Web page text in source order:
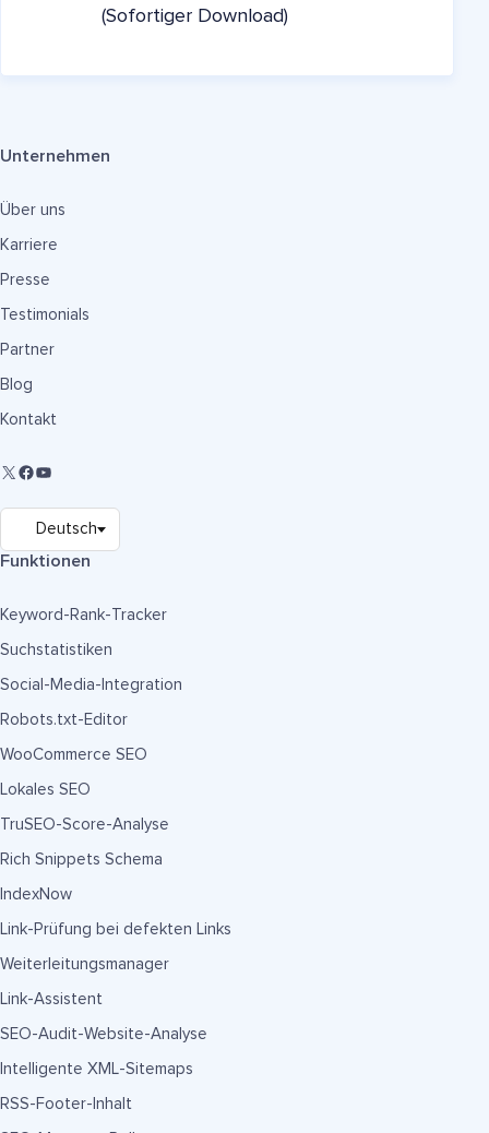
(Sofortiger Download)
Unternehmen
Über uns
Karriere
Presse
Testimonials
Partner
Blog
Kontakt
Funktionen
Keyword-Rank-Tracker
Suchstatistiken
Social-Media-Integration
Robots.txt-Editor
WooCommerce SEO
Lokales SEO
TruSEO-Score-Analyse
Rich Snippets Schema
IndexNow
Link-Prüfung bei defekten Links
Weiterleitungsmanager
Link-Assistent
SEO-Audit-Website-Analyse
Intelligente XML-Sitemaps
RSS-Footer-Inhalt